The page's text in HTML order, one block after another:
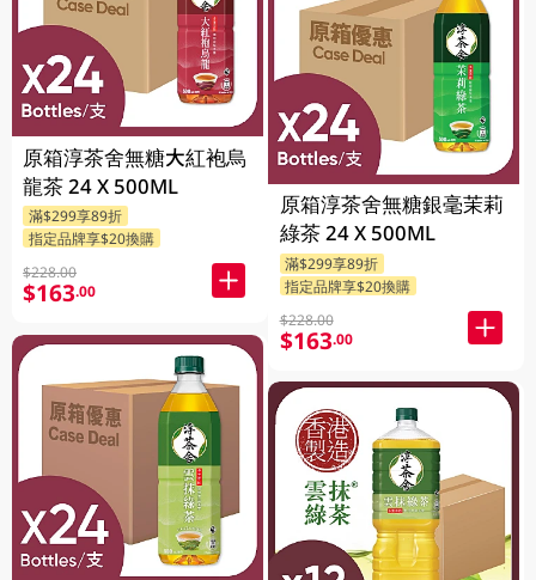
原箱淳茶舍無糖大紅袍烏
龍茶 24 X 500ML
滿$299享89折
指定品牌享$20換購
$228.00
$163.00
原箱淳茶舍無糖銀毫茉莉
綠茶 24 X 500ML
滿$299享89折
指定品牌享$20換購
$228.00
$163.00